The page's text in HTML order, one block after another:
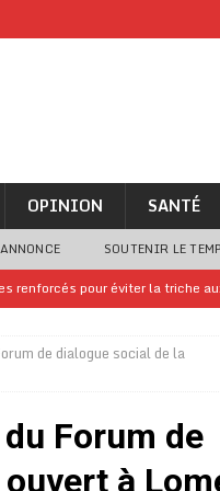
OPINION SANTÉ
SOUTENIR LE
renforcés pour éviter la triche
confirme sa présence à la fête
de loterie gagnant que son
de dialogue social de la
Forum de
ouvert à